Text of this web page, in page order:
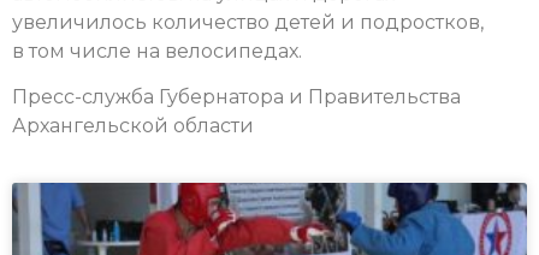
увеличилось количество детей и подростков,
в том числе на велосипедах.
Пресс-служба Губернатора и Правительства
Архангельской области